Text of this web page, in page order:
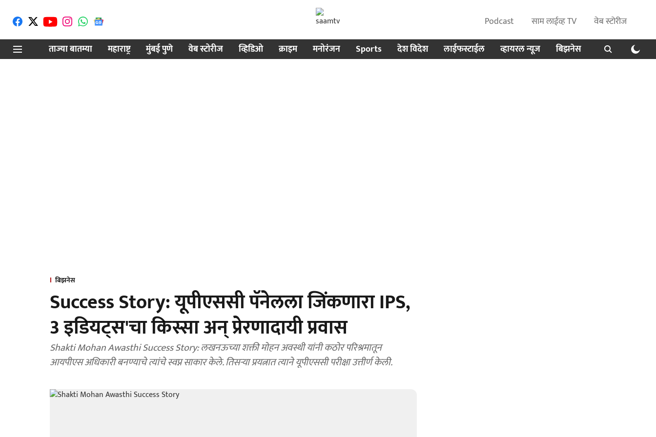
Podcast साम लाईव्ह TV
वेब स्टोरीज
ताज्या बातम्या
महाराष्ट्र मुंबई पुणे वेब स्टोरीज व्हिडिओ क्राइम मनोरंजन Sports देश विदेश लाईफस्टाईल व्हायरल न्यूज बिझनेस
बिझनेस
Success Story: यूपीएससी पॅनेलला जिंकणारा IPS,
3 इडियट्स'चा किस्सा अन् प्रेरणादायी प्रवास
Shakti Mohan Awasthi Success Story: लखनऊच्या शक्ती मोहन अवस्थी यांनी कठोर परिश्रमातून
आयपीएस अधिकारी बनण्याचे त्यांचे स्वप्न साकार केले. तिसऱ्या प्रयत्नात त्याने यूपीएससी परीक्षा उत्तीर्ण केली.